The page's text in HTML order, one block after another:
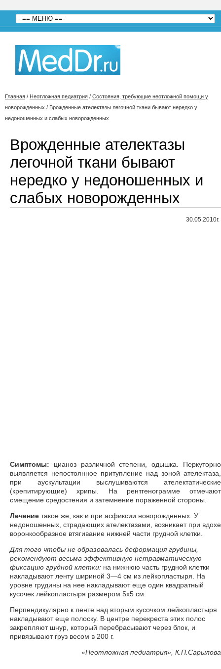
Главная / Неотложная педиатрия / Состояния, требующие неотложной помощи у
новорожденных / Врожденные ателектазы легочной ткани бывают нередко у
недоношенных и слабых новорожденных
Врожденные ателектазы
легочной ткани бывают
нередко у недоношенных и
слабых новорожденных
30.05.2010г.
Симптомы: цианоз различной степени, одышка. Перкуторно
выявляется непостоянное притупление над зоной ателектаза,
при аускультации выслушиваются ателектатические
(крепитирующие) хрипы. На рентгенограмме отмечают
смещение средостения и затемнение пораженной стороны.
Лечение такое же, как и при асфиксии новорожденных. У
недоношенных, страдающих ателектазами, возникает при вдохе
воронкообразное втягивание нижней части грудной клетки.
Для того чтобы не образовалась деформация грудины,
рекомендуют весьма эффективную нетравматическую
фиксацию грудной клетки: на нижнюю часть грудной клетки
накладывают ленту шириной 3—4 см из лейкопластыря. На
уровне грудины на нее накладывают еще один квадратный
кусочек лейкопластыря размером 5x5 см.
Перпендикулярно к ленте над вторым кусочком лейкопластыря
накладывают еще полоску. В центре перекреста этих полос
закрепляют шнур, который перебрасывают через блок, и
привязывают груз весом в 200 г.
«Неотложная педиатрия», К.П.Сарылова